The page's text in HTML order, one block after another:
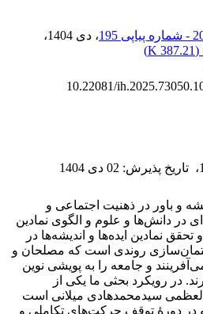
، دی 1404
،
(
387.21 K
)
10.22081/
، تاریخ پذیرش: 02 دی 1404
و باور در ذهنیت اجتماعی و
در دانش‌ها و علوم و الگوی نمادین
نمادین ایده‌ها و اندیشه‌ها در
روندی است که مصلحان و
و جامعه را به پویشی نوین
در رویکرد بحثی ما یکی از
العظمی سیدمحمدهادی میلانی است
در دورۀ توقف حرکت‌های تکاملی و